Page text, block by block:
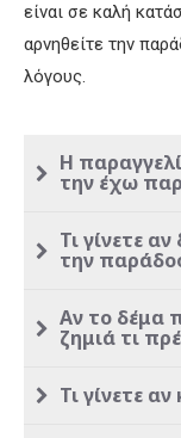
είναι σε καλή
αρνηθείτε την
λόγους.
Η
την έχω
Τι γίνετε
την
Αν το δέμα
ζημιά τι
Τι γίνετε